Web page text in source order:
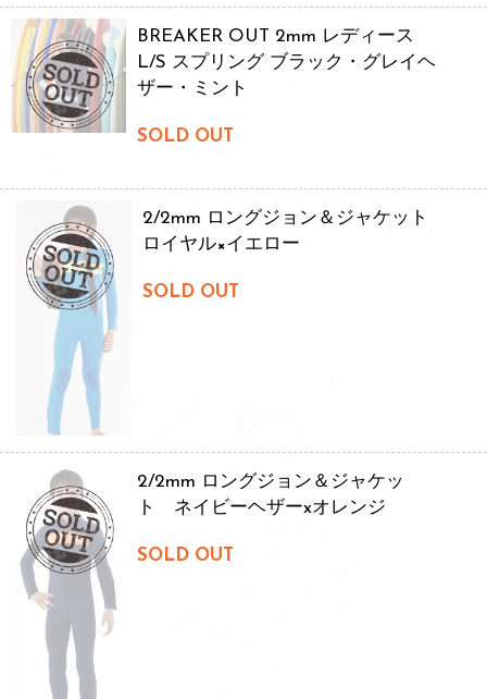
BREAKER OUT 2mm レディース
L/S スプリング ブラック・グレイヘ
ザー・ミント
SOLD OUT
2/2mm ロングジョン＆ジャケット
ロイヤル×イエロー
SOLD OUT
2/2mm ロングジョン＆ジャケッ
ト ネイビーヘザーxオレンジ
SOLD OUT